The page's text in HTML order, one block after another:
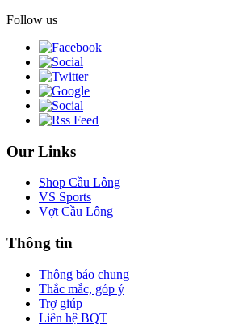
Follow us
Our Links
Shop Cầu Lông
VS Sports
Vợt Cầu Lông
Thông tin
Thông báo chung
Thắc mắc, góp ý
Trợ giúp
Liên hệ BQT